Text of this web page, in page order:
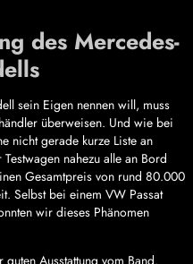
des Mercedes-
sein Eigen nennen will, muss
überweisen. Und wie bei
nicht gerade kurze Liste an
nahezu alle an Bord
Gesamtpreis von rund 80.000
Selbst bei einem VW Passat
wir dieses Phänomen